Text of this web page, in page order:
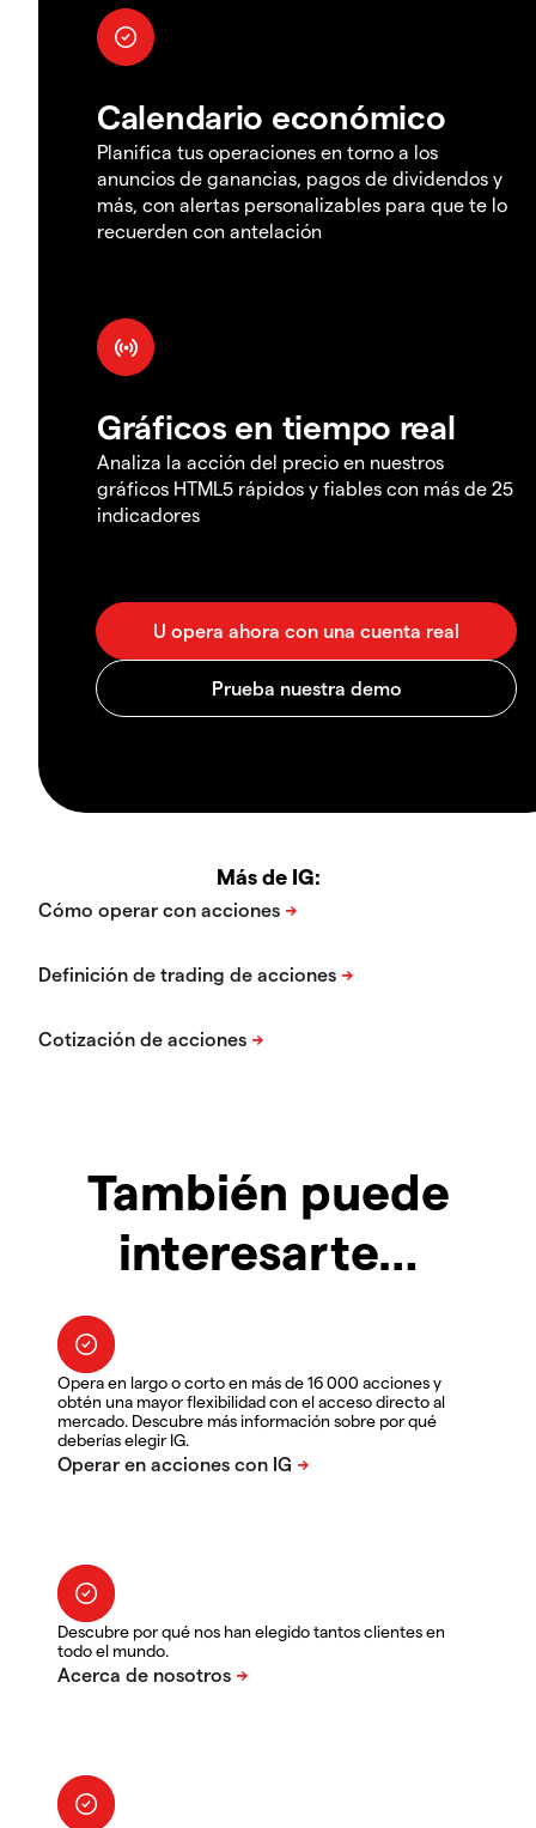
Calendario económico
Planifica tus operaciones en torno a los
anuncios de ganancias, pagos de dividendos y
más, con alertas personalizables para que te lo
recuerden con antelación
Gráficos en tiempo real
Analiza la acción del precio en nuestros
gráficos HTML5 rápidos y fiables con más de 25
indicadores
Más de IG:
También puede
interesarte…
Opera en largo o corto en más de 16 000 acciones y
obtén una mayor flexibilidad con el acceso directo al
mercado. Descubre más información sobre por qué
deberías elegir IG.
Descubre por qué nos han elegido tantos clientes en
todo el mundo.